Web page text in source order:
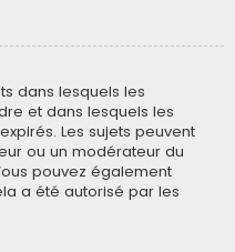
dans lesquels les
et dans lesquels les
Les sujets peuvent
ou un modérateur du
pouvez également
a été autorisé par les